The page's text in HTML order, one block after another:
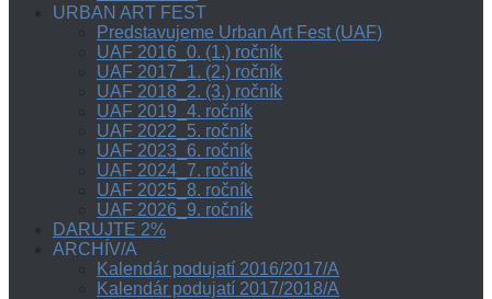
URBAN ART FEST
Predstavujeme Urban Art Fest (UAF)
UAF 2016_0. (1.) ročník
UAF 2017_1. (2.) ročník
UAF 2018_2. (3.) ročník
UAF 2019_4. ročník
UAF 2022_5. ročník
UAF 2023_6. ročník
UAF 2024_7. ročník
UAF 2025_8. ročník
UAF 2026_9. ročník
DARUJTE 2%
ARCHÍV/A
Kalendár podujatí 2016/2017/A
Kalendár podujatí 2017/2018/A